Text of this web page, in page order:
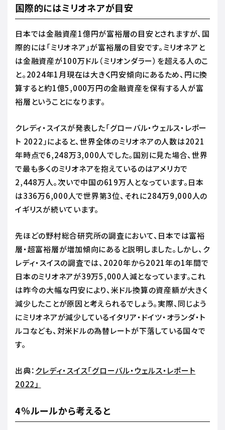
国際的にはミリオネアが目安
日本では金融資産1億円が富裕層の目安とされますが、国
際的には「ミリオネア」が富裕層の目安です。ミリオネアと
は金融資産が100万ドル（ミリオンダラー）を超える人のこ
と。2024年1月現在は大きく円安傾向にあるため、円に換
算すると約1億5,000万円の金融資産を保有する人が富
裕層ということになります。
クレディ・スイスが発表した「グローバル・ウェルス・レポー
ト 2022」によると、世界全体のミリオネアの人数は2021
年時点で6,248万3,000人でした。国別に見た場合、世界
で最も多くのミリオネアを抱えているのはアメリカで
2,448万人。次いで中国の619万人となっています。日本
は336万6,000人で世界第3位、それに284万9,000人の
イギリスが続いています。
先ほどの野村総合研究所の調査において、日本では富裕
層・超富裕層が増加傾向にあると説明しました。しかし、ク
レディ・スイスの調査では、2020年から2021年の1年間で
日本のミリオネアが39万5,000人減となっています。これ
は昨今の大幅な円安により、米ドル換算の資産額が大きく
減少したことが原因と考えられるでしょう。実際、同じよう
にミリオネアが減少しているイタリア・ドイツ・オランダ・ト
ルコなども、対米ドルの為替レートが下落している国々で
す。
出典：クレディ・スイス「グローバル・ウェルス・レポート
2022」
4％ルールから考えると